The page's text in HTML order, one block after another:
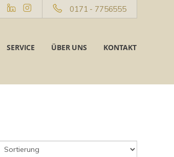
0171 - 7756555
SERVICE ÜBER UNS KONTAKT